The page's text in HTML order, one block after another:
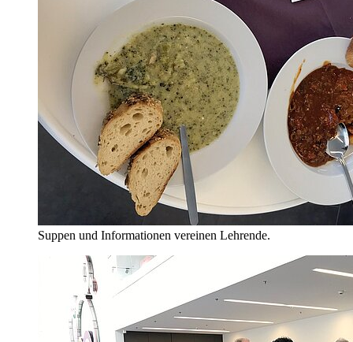
Suppen und Informationen vereinen Lehrende.